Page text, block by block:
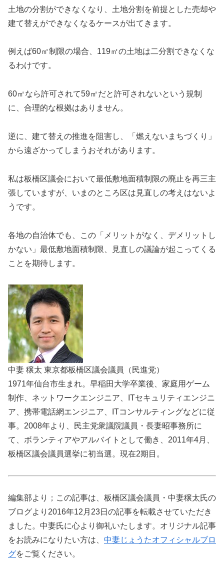
土地の分割ができなくなり、土地分割を前提とした売却や
建て替えができなくなるケースが出てきます。
例えば60㎡制限の場合、119㎡の土地は二分割できなくな
るわけです。
60㎡なら許可されて59㎡だと許可されないという規制
に、合理的な根拠はありません。
逆に、建て替えの推進を阻害し、「燃えないまちづくり」
から遠ざかってしまうおそれがあります。
私は板橋区議会において最低敷地面積制限の廃止を再三主
張していますが、いまのところ区は見直しの考えはないよ
うです。
各地の自治体でも、この「メリットがなく、デメリットし
かない」最低敷地面積制限、見直しの議論が起こってくる
ことを期待します。
中妻 穣太 東京都板橋区議会議員（民進党）
1971年仙台市生まれ。早稲田大学卒業後、家庭用ゲーム
制作、ネットワークエンジニア、ITセキュリティエンジニ
ア、携帯電話網エンジニア、ITコンサルティングなどに従
事。2008年より、民主党衆議院議員・長妻昭事務所に
て、ボランティアやアルバイトとして働き、2011年4月、
板橋区議会議員選挙に初当選。現在2期目。
編集部より；この記事は、板橋区議会議員・中妻穣太氏の
ブログより2016年12月23日の記事を転載させていただき
ました。中妻氏に心より御礼いたします。オリジナル記事
をお読みになりたい方は、 中妻じょうたオフィシャルブロ
グをご覧ください。